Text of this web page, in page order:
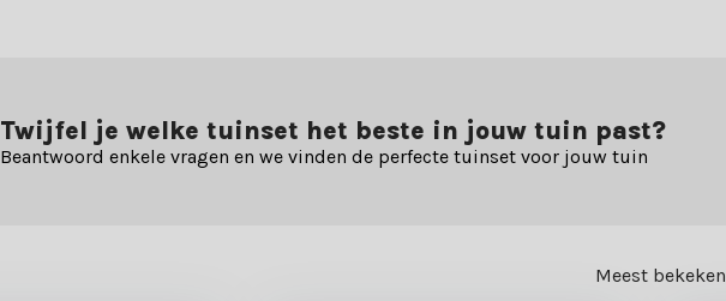
Twijfel je welke tuinset het beste in jouw tuin past?
Beantwoord enkele vragen en we vinden de perfecte tuinset voor jouw tuin
Meest bekeken